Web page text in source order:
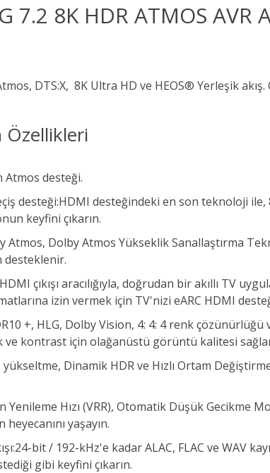
7.2 8K HDR ATMOS
DTS:X, 8K Ultra HD ve HEOS® Yerleşik
Özellikleri
Atmos desteği.
desteği:HDMI desteğindeki en son teknoloji ile,
keyfini çıkarın.
Atmos, Dolby Atmos Yükseklik Sanallaştırma
desteklenir.
çıkışı aracılığıyla, doğrudan bir akıllı TV
izin vermek için TV'nizi eARC HDMI
+, HLG, Dolby Vision, 4: 4: 4 renk
ve kontrast için olağanüstü görüntü kalitesi
yükseltme, Dinamik HDR ve Hızlı Ortam
Hızı (VRR), Otomatik Düşük Gecikme
yaşayın.
bit / 192-kHz'e kadar ALAC, FLAC ve WAV
gibi keyfini çıkarın.